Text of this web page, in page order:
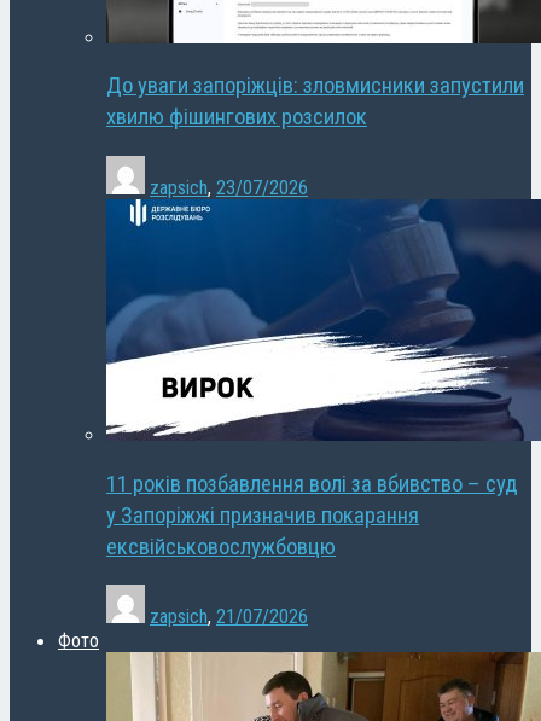
До уваги запоріжців: зловмисники запустили
хвилю фішингових розсилок
zapsich, 23/07/2026
11 років позбавлення волі за вбивство – суд
у Запоріжжі призначив покарання
ексвійськовослужбовцю
zapsich, 21/07/2026
Фото